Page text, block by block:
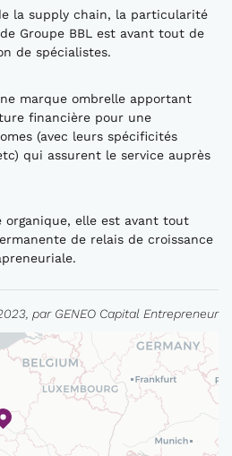
la supply chain, la particularité
Groupe BBL est avant tout de
de spécialistes.
marque ombrelle apportant
financière pour une
(avec leurs spécificités
qui assurent le service auprès
organique, elle est avant tout
de relais de croissance
par GENEO Capital Entrepreneur